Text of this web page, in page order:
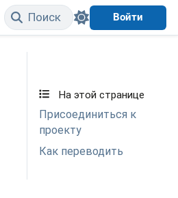
Поиск Войти
На этой странице
Присоединиться к
проекту
Как переводить